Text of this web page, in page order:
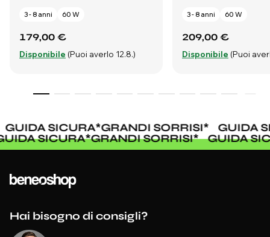
3 - 8 anni 60 W
179,00 €
Disponibile (Puoi averlo 12.8.)
3 - 8 anni 60 W
209,00 €
Disponibile (Puoi
SICURA*GRANDI SORRISI*
GUIDA
GUIDA SICURA*GRANDI SORRISI* GUIDA
Hai bisogno di consigli?